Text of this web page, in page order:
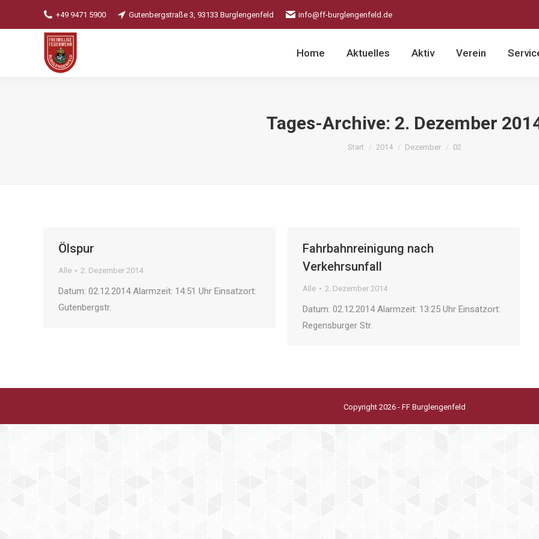
+49 9471 5900 Gutenbergstraße 3, 93133 Burglengenfeld info@ff-burglengenfeld.de
Home Aktuelles Aktiv Verein
Tages-Archive: 2. Dezember
Sie befinden sich hier:
Start 2014 Dezember 02
Ölspur
Alle 2. Dezember 2014
Datum: 02.12.2014 Alarmzeit: 14:51 Uhr Einsatzort:
Gutenbergstr.
Fahrbahnreinigung nach
Verkehrsunfall
Alle 2. Dezember 2014
Datum: 02.12.2014 Alarmzeit: 13:25 Uhr Einsatzort:
Regensburger Str.
Copyright 2026 - FF Burglengenfeld